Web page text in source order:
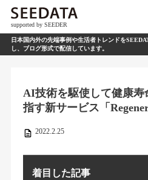
supported by SEEDER
日本国内外の先端事例や生活者トレンドを
し、ブログ形式で配信しています。
AI技術を駆使して健康寿
指す新サービス「
2022.2.25
着目した記事